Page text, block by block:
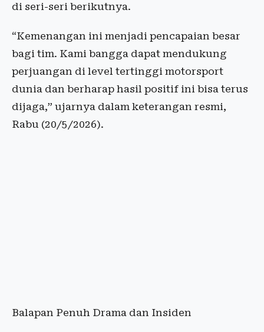
di seri-seri berikutnya.
“Kemenangan ini menjadi pencapaian besar
bagi tim. Kami bangga dapat mendukung
perjuangan di level tertinggi motorsport
dunia dan berharap hasil positif ini bisa terus
dijaga,” ujarnya dalam keterangan resmi,
Rabu (20/5/2026).
Balapan Penuh Drama dan Insiden